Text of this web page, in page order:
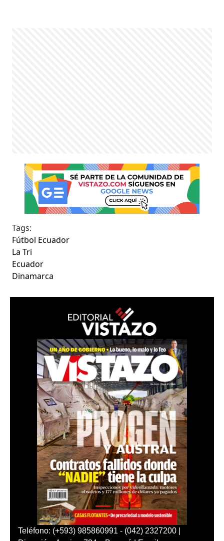
Tags:
Fútbol Ecuador
La Tri
Ecuador
Dinamarca
Teléfono: (+593) 985860991 - (042) 2327200 |